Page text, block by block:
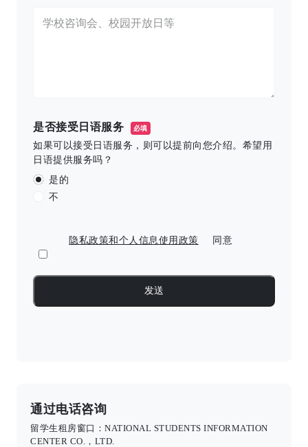
是否接受日语服务 必填
如果可以接受日语服务，则可以提前向您介绍。希望用
日语提供服务吗？
是的
不
隐私政策和个人信息使用政策 同意
通过电话咨询
留学生租房窗口：NATIONAL STUDENTS INFORMATION
CENTER CO.，LTD.